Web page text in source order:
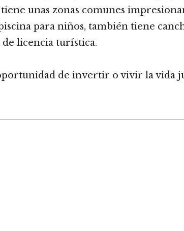
unas zonas comunes
para niños, también tiene
licencia turística.
de invertir o vivir la vida